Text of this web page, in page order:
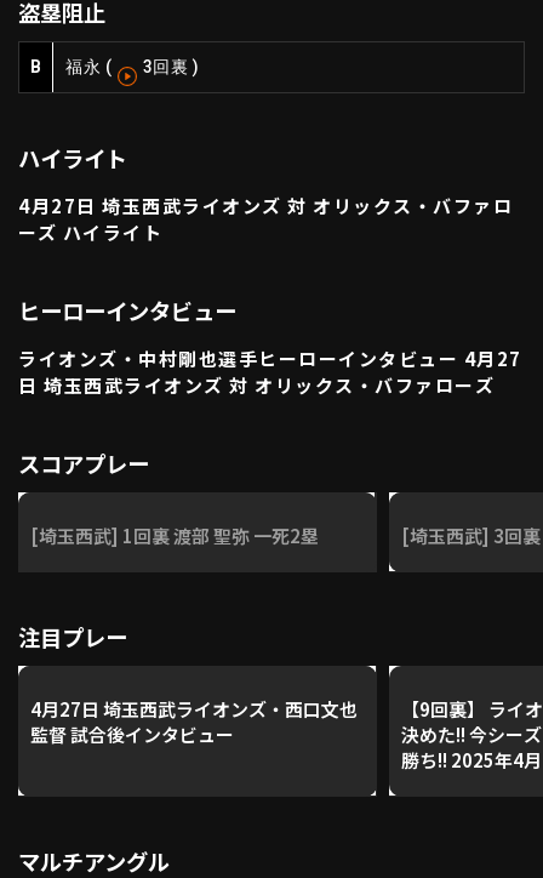
利用規約
（別ウィンドウで開く）
動画を検索（選手・チーム・プレー内容…）
盗塁阻止
B 福永 ( 3回裏 )
ハイライト
4月27日 埼玉西武ライオンズ 対 オリックス・バファロ
ーズ ハイライト
ヒーローインタビュー
ライオンズ・中村剛也選手ヒーローインタビュー 4月27
日 埼玉西武ライオンズ 対 オリックス・バファローズ
スコアプレー
[埼玉西武] 1回裏 渡部 聖弥 一死2塁 [埼玉西武] 3回
注目プレー
4月27日 埼玉西武ライオンズ・西口文也
監督 試合後インタビュー
【9回裏】 ライ
決めた!! 今シー
勝ち!! 2025年4
マルチアングル